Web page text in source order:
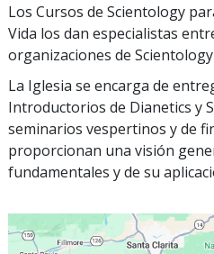
Los Cursos de Scientology
Vida los dan especialistas
organizaciones de
La Iglesia se encarga de
Introductorios de Dianetics y
seminarios vespertinos y de
proporcionan una visión
fundamentales y de su